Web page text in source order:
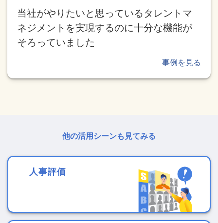
当社がやりたいと思っているタレントマ
ネジメントを実現するのに十分な機能が
そろっていました
他の活用シーンも見てみる
人事評価